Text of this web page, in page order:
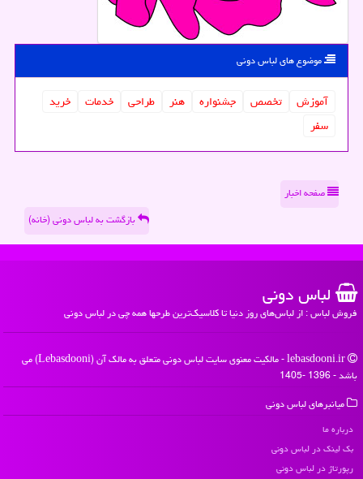
موضوع های لباس دونی
آموزش تخصص جشنواره هنر طراحی خدمات
خرید
سفر
صفحه اخبار
بازگشت به لباس دونی (خانه)
لباس دونی
فروش لباس : از لباس‌های روز دنیا تا کلاسیک‌ترین طرحها همه چی در لباس دونی
lebasdooni.ir - مالکیت معنوی سایت لباس دونی متعلق به مالک آن (Lebasdooni) می
باشد - 1396 -1405
میانبرهای لباس دونی
درباره ما
بک لینک در لباس دونی
رپورتاژ در لباس دونی